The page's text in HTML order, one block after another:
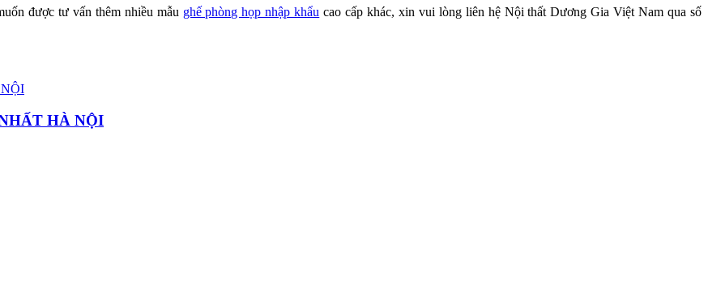
được tư vấn thêm nhiều mẫu ghế phòng họp nhập khẩu cao cấp khác, xin vui lòng liên hệ Nội thất Dương Gia Việt Nam qua số
HÀ NỘI